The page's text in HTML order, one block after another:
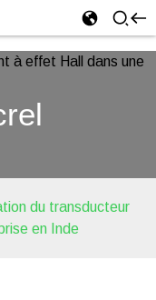
du transducteur
en Inde